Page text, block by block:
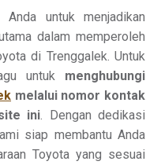
untuk menjadikan
dalam memperoleh
di Trenggalek. Untuk
untuk menghubungi
melalui nomor kontak
ini . Dengan dedikasi
siap membantu Anda
Toyota yang sesuai